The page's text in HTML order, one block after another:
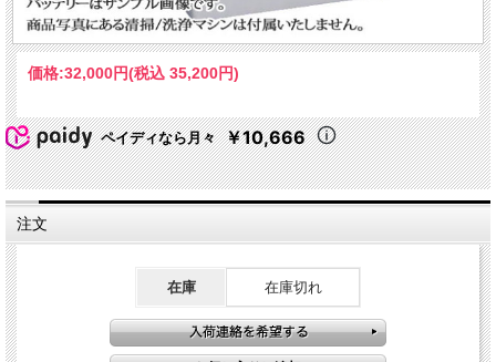
価格:32,000円(税込 35,200円)
ペイディなら月々 ￥10,666
注文
在庫 在庫切れ